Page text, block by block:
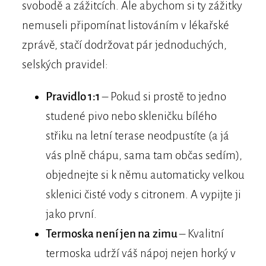
svobodě a zážitcích. Ale abychom si ty zážitky
nemuseli připomínat listováním v lékařské
zprávě, stačí dodržovat pár jednoduchých,
selských pravidel:
Pravidlo 1:1 – Pokud si prostě to jedno
studené pivo nebo skleničku bílého
střiku na letní terase neodpustíte (a já
vás plně chápu, sama tam občas sedím),
objednejte si k němu automaticky velkou
sklenici čisté vody s citronem. A vypijte ji
jako první.
Termoska není jen na zimu– Kvalitní
termoska udrží váš nápoj nejen horký v